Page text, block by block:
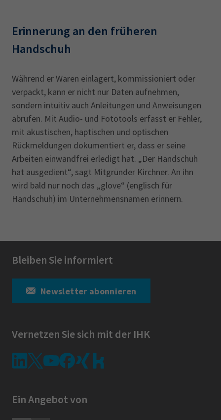
Erinnerung an den früheren
Handschuh
Während er Waren einlagert, kommissioniert oder
verpackt, kann er nicht nur Daten aufnehmen,
sondern intuitiv auch Anleitungen und Anweisungen
abrufen. Mit Audio- und Fototools erfasst er Fehler,
mit akustischen, haptischen und optischen
Rückmeldungen dokumentiert er, dass er seine
Arbeiten einwandfrei erledigt hat. „Der Handschuh
hat ausgedient“, sagt Mitgründer Kirchner. An ihn
wird bald nur noch das „glove“ (englisch für
Handschuh) im Unternehmensnamen erinnern.
Bleiben Sie informiert
Newsletter abonnieren
Vernetzen Sie sich mit der IHK
Ein Angebot von